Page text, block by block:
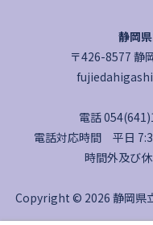
静岡
〒426-8577 静
電話
電話対応時間 平日
時間外及び
Copyright © 2026 静岡県